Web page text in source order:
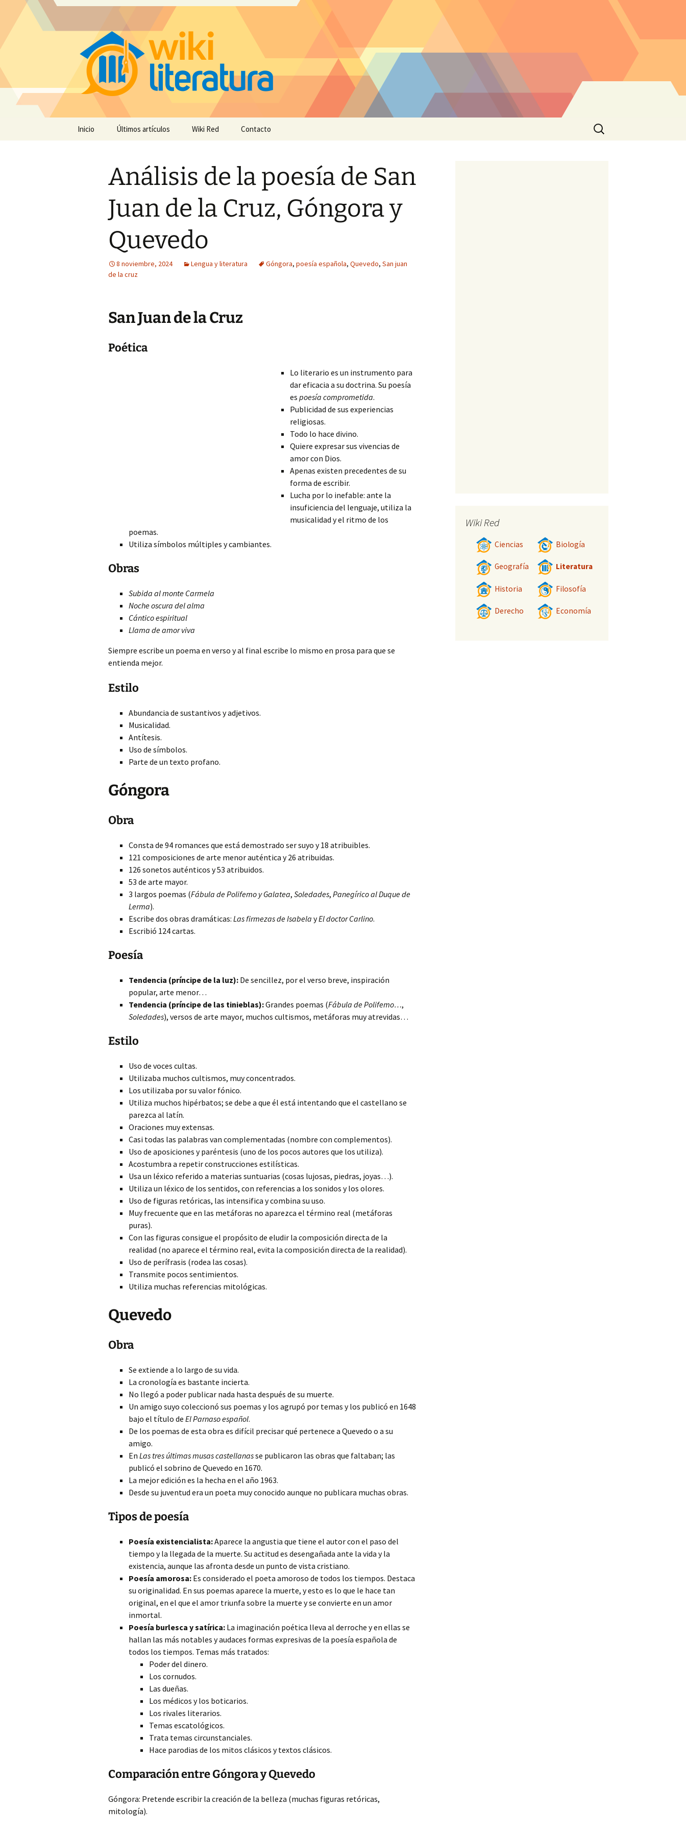
Inicio Últimos artículos Wiki Red Contacto
Buscar:
Análisis de la poesía de San
Juan de la Cruz, Góngora y
Quevedo
8 noviembre, 2024 Lengua y literatura Góngora, poesía española, Quevedo, San juan
de la cruz
San Juan de la Cruz
Poética
Lo literario es un instrumento para
dar eficacia a su doctrina. Su poesía
es poesía comprometida.
Publicidad de sus experiencias
religiosas.
Todo lo hace divino.
Quiere expresar sus vivencias de
amor con Dios.
Apenas existen precedentes de su
forma de escribir.
Lucha por lo inefable: ante la
insuficiencia del lenguaje, utiliza la
musicalidad y el ritmo de los
poemas.
Utiliza símbolos múltiples y cambiantes.
Obras
Subida al monte Carmela
Noche oscura del alma
Cántico espiritual
Llama de amor viva
Siempre escribe un poema en verso y al final escribe lo mismo en prosa para que se
entienda mejor.
Estilo
Abundancia de sustantivos y adjetivos.
Musicalidad.
Antítesis.
Uso de símbolos.
Parte de un texto profano.
Góngora
Obra
Consta de 94 romances que está demostrado ser suyo y 18 atribuibles.
121 composiciones de arte menor auténtica y 26 atribuidas.
126 sonetos auténticos y 53 atribuidos.
53 de arte mayor.
3 largos poemas (Fábula de Polifemo y Galatea, Soledades, Panegírico al Duque de
Lerma).
Escribe dos obras dramáticas: Las firmezas de Isabela yEl doctor Carlino.
Escribió 124 cartas.
Poesía
Tendencia (príncipe de la luz): De sencillez, por el verso breve, inspiración
popular, arte menor…
Tendencia (príncipe de las tinieblas):Grandes poemas (Fábula de Polifemo…,
Soledades), versos de arte mayor, muchos cultismos, metáforas muy atrevidas…
Estilo
Uso de voces cultas.
Utilizaba muchos cultismos, muy concentrados.
Los utilizaba por su valor fónico.
Utiliza muchos hipérbatos; se debe a que él está intentando que el castellano se
parezca al latín.
Oraciones muy extensas.
Casi todas las palabras van complementadas (nombre con complementos).
Uso de aposiciones y paréntesis (uno de los pocos autores que los utiliza).
Acostumbra a repetir construcciones estilísticas.
Usa un léxico referido a materias suntuarias (cosas lujosas, piedras, joyas…).
Utiliza un léxico de los sentidos, con referencias a los sonidos y los olores.
Uso de figuras retóricas, las intensifica y combina su uso.
Muy frecuente que en las metáforas no aparezca el término real (metáforas
puras).
Con las figuras consigue el propósito de eludir la composición directa de la
realidad (no aparece el término real, evita la composición directa de la realidad).
Uso de perífrasis (rodea las cosas).
Transmite pocos sentimientos.
Utiliza muchas referencias mitológicas.
Quevedo
Obra
Se extiende a lo largo de su vida.
La cronología es bastante incierta.
No llegó a poder publicar nada hasta después de su muerte.
Un amigo suyo coleccionó sus poemas y los agrupó por temas y los publicó en 1648
bajo el título de El Parnaso español.
De los poemas de esta obra es difícil precisar qué pertenece a Quevedo o a su
amigo.
En Las tres últimas musas castellanasse publicaron las obras que faltaban; las
publicó el sobrino de Quevedo en 1670.
La mejor edición es la hecha en el año 1963.
Desde su juventud era un poeta muy conocido aunque no publicara muchas obras.
Tipos de poesía
Poesía existencialista:Aparece la angustia que tiene el autor con el paso del
tiempo y la llegada de la muerte. Su actitud es desengañada ante la vida y la
existencia, aunque las afronta desde un punto de vista cristiano.
Poesía amorosa: Es considerado el poeta amoroso de todos los tiempos. Destaca
su originalidad. En sus poemas aparece la muerte, y esto es lo que le hace tan
original, en el que el amor triunfa sobre la muerte y se convierte en un amor
inmortal.
Poesía burlesca y satírica: La imaginación poética lleva al derroche y en ellas se
hallan las más notables y audaces formas expresivas de la poesía española de
todos los tiempos. Temas más tratados:
Poder del dinero.
Los cornudos.
Las dueñas.
Los médicos y los boticarios.
Los rivales literarios.
Temas escatológicos.
Trata temas circunstanciales.
Hace parodias de los mitos clásicos y textos clásicos.
Comparación entre Góngora y Quevedo
Góngora: Pretende escribir la creación de la belleza (muchas figuras retóricas,
mitología).
Wiki Red
Ciencias Biología
Geografía Literatura
Historia Filosofía
Derecho Economía